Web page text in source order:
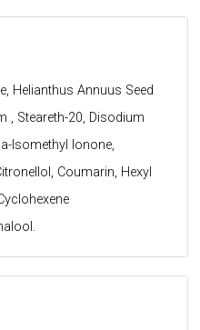
Helianthus Annuus Seed
, Steareth-20, Disodium
Isomethyl Ionone,
Coumarin, Hexyl